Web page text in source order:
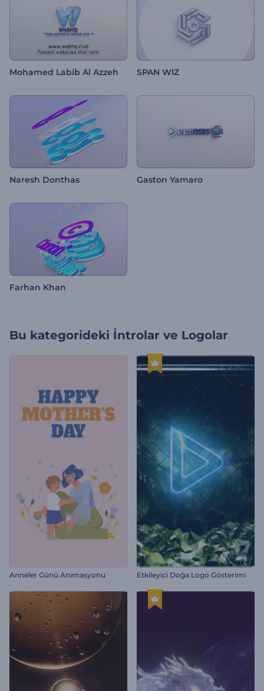
Mohamed Labib Al Azzeh SPAN WIZ
Naresh Donthas Gaston Yamaro
Farhan Khan
Bu kategorideki İntrolar ve Logolar
Anneler Günü Animasyonu Etkileyici Doğa Logo Gösterimi